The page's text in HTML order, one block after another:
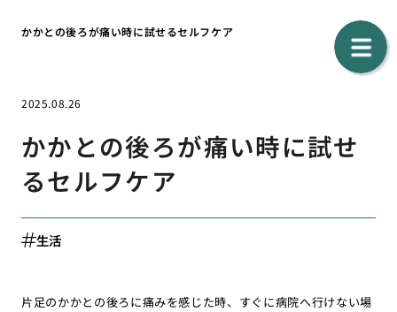
かかとの後ろが痛い時に試せるセルフケア
2025.08.26
かかとの後ろが痛い時に試せ
るセルフケア
生活
片足のかかとの後ろに痛みを感じた時、すぐに病院へ行けない場